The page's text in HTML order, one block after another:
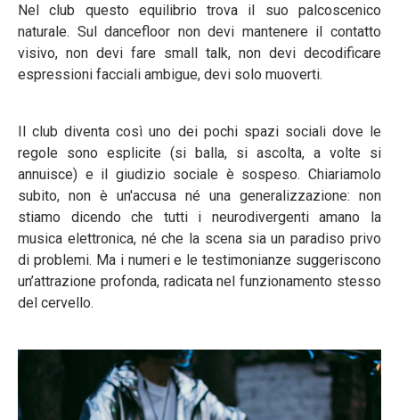
Nel club questo equilibrio trova il suo palcoscenico
naturale. Sul dancefloor non devi mantenere il contatto
visivo, non devi fare small talk, non devi decodificare
espressioni facciali ambigue, devi solo muoverti.
Il club diventa così uno dei pochi spazi sociali dove le
regole sono esplicite (si balla, si ascolta, a volte si
annuisce) e il giudizio sociale è sospeso. Chiariamolo
subito, non è un'accusa né una generalizzazione: non
stiamo dicendo che tutti i neurodivergenti amano la
musica elettronica, né che la scena sia un paradiso privo
di problemi. Ma i numeri e le testimonianze suggeriscono
un’attrazione profonda, radicata nel funzionamento stesso
del cervello.